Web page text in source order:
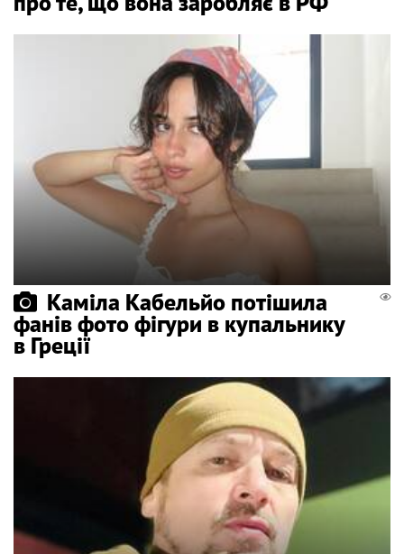
Каміла Кабельйо потішила
фанів фото фігури в купальнику
в Греції